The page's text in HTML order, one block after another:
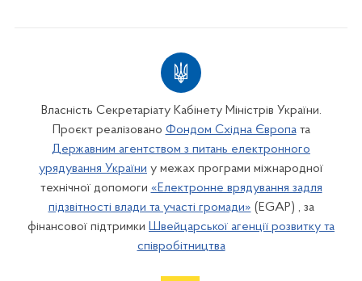
Власність Секретаріату Кабінету Міністрів України.
Проєкт реалізовано Фондом Східна Європата
Державним агентством з питань електронного
урядування України у межах програми міжнародної
технічної допомоги «Електронне врядування задля
підзвітності влади та участі громади» (EGAP) , за
фінансової підтримки Швейцарської агенції розвитку та
співробітництва